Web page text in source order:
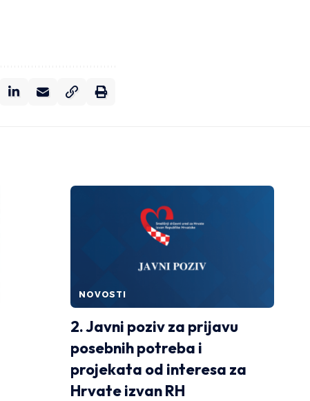
NOVOSTI
2. Javni poziv za prijavu
posebnih potreba i
projekata od interesa za
Hrvate izvan RH